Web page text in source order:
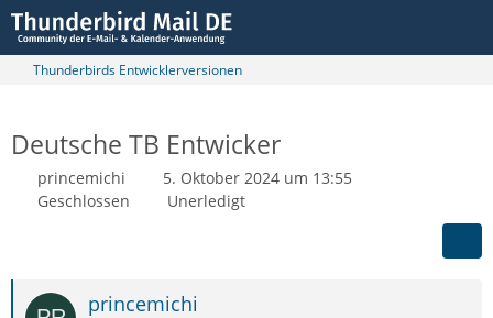
Thunderbirds Entwicklerversionen
Deutsche TB Entwicker
princemichi
5. Oktober 2024 um 13:55
Geschlossen
Unerledigt
princemichi